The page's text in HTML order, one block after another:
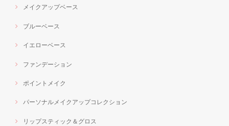
メイクアップベース
ブルーベース
イエローベース
ファンデーション
ポイントメイク
パーソナルメイクアップコレクション
リップスティック＆グロス